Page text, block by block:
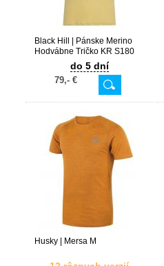
Black Hill | Pánske Merino
Hodvábne Tričko KR S180
do 5 dní
79,- €
Husky | Mersa M